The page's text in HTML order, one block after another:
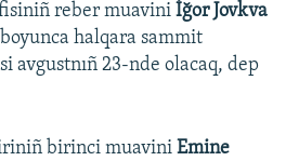
reber muavini İğor Jovkva
halqara sammit
avgustnıñ 23-nde olacaq, dep
birinci muavini Emine